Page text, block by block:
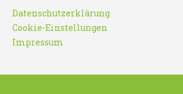
Datenschutzerklärung
Cookie-Einstellungen
Impressum